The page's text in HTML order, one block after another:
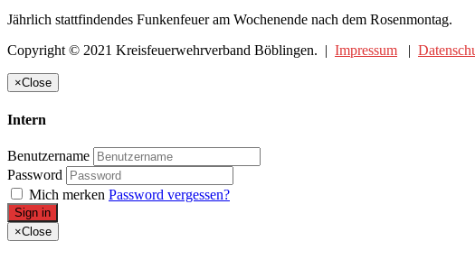
Jährlich stattfindendes Funkenfeuer am Wochenende nach dem Rosenmontag.
Copyright © 2021 Kreisfeuerwehrverband Böblingen. | Impressum
×Close
Intern
Benutzername
Password
Mich merken Password vergessen?
Sign in
×Close